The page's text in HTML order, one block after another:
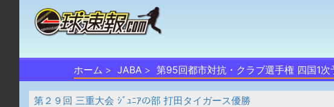
ホーム JABA 第95回都市対抗・クラブ選手権 四国1次
第２９回 三重大会 ｼﾞｭﾆｱの部 打田タイガース優勝